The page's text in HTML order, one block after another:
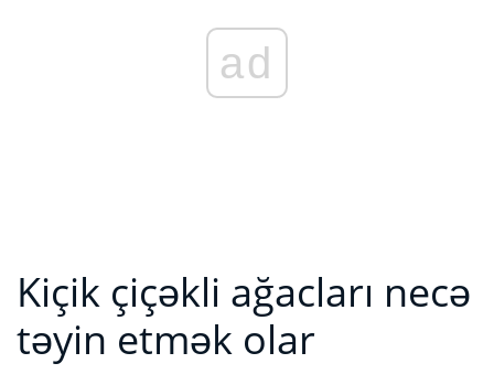
ad
Kiçik çiçəkli ağacları necə
təyin etmək olar